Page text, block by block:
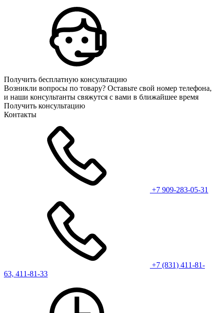
Получить бесплатную консультацию
Возникли вопросы по товару? Оставьте свой номер телефона,
и наши консультанты свяжутся с вами в ближайшее время
Получить консультацию
Контакты
+7 909-283-05-31
+7 (831) 411-81-
63, 411-81-33